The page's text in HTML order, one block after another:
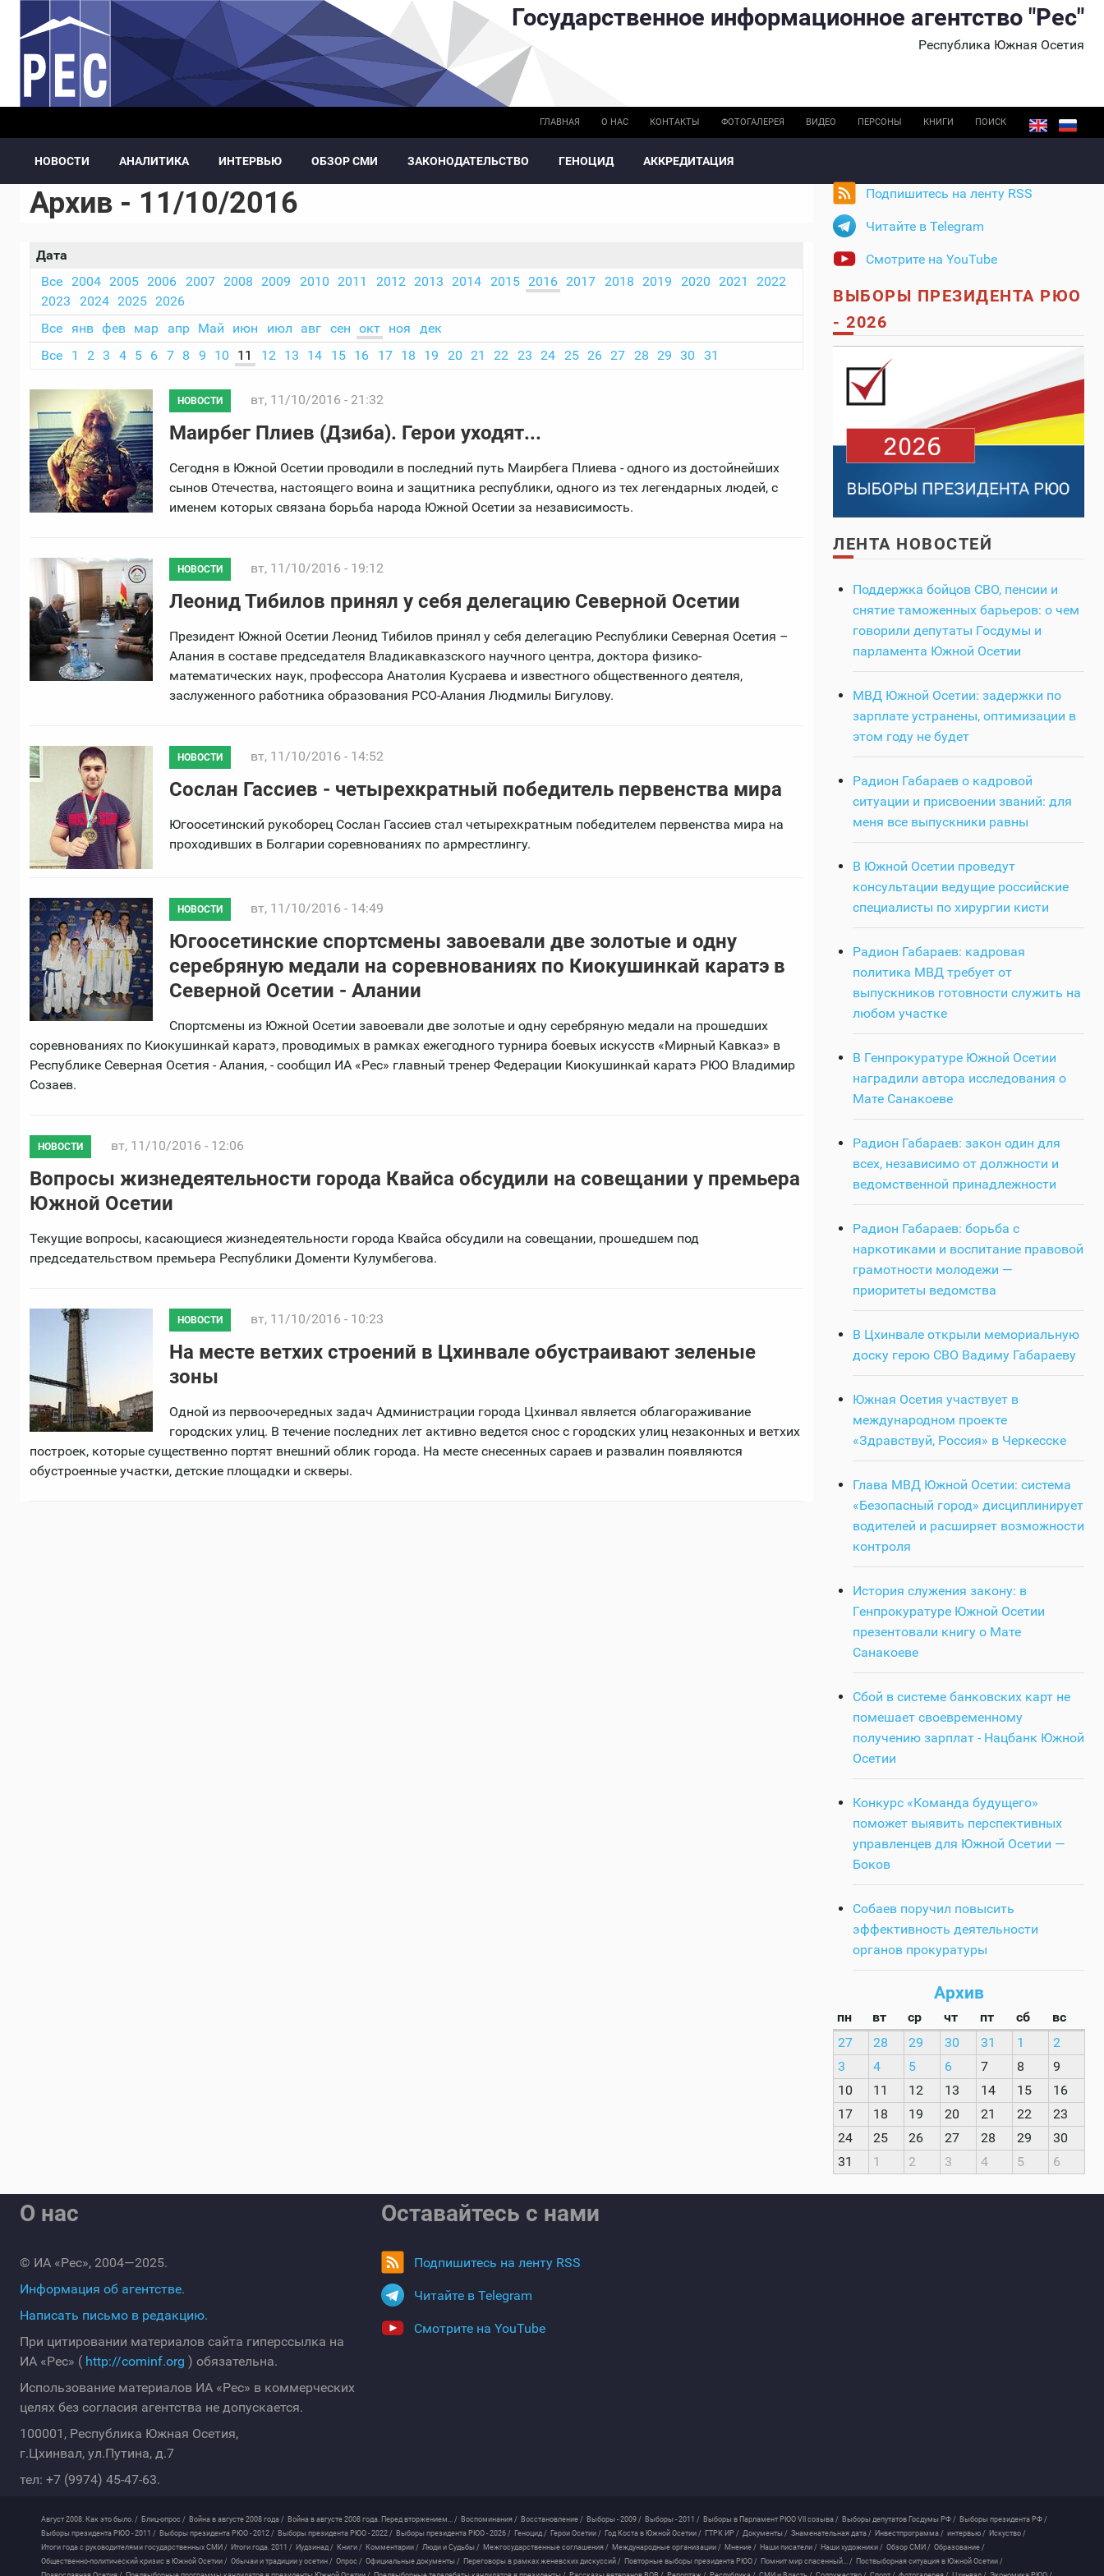
Перейти к основному содержанию Государственное информационное агентство "Рес"
Республика Южная Осетия
ГЛАВНАЯ О НАС КОНТАКТЫ ФОТОГАЛЕРЕЯ ВИДЕО ПЕРСОНЫ КНИГИ ПОИСК
НОВОСТИ АНАЛИТИКА ИНТЕРВЬЮ ОБЗОР СМИ ЗАКОНОДАТЕЛЬСТВО ГЕНОЦИД АККРЕДИТАЦИЯ
Архив - 11/10/2016
Дата
Все
2004 2005 2006 2007 2008 2009 2010 2011 2012 2013 2014 2015 2016 2017 2018 2019 2020 2021
2022
2023
2024 2025 2026
Все янв фев мар апр Май июн июл авг сен окт ноя
дек
Все
1 2 3 4 5 6 7 8 9 10 11 12 13 14 15 16 17 18 19 20 21 22 23 24 25 26 27 28 29 30 31
НОВОСТИ вт, 11/10/2016 - 21:32
Маирбег Плиев (Дзиба). Герои уходят...
Сегодня в Южной Осетии проводили в последний путь Маирбега Плиева - одного из достойнейших
сынов Отечества, настоящего воина и защитника республики, одного из тех легендарных людей, с
именем которых связана борьба народа Южной Осетии за независимость.
НОВОСТИ вт, 11/10/2016 - 19:12
Леонид Тибилов принял у себя делегацию Северной Осетии
Президент Южной Осетии Леонид Тибилов принял у себя делегацию Республики Северная Осетия –
Алания в составе председателя Владикавказского научного центра, доктора физико-
математических наук, профессора Анатолия Кусраева и известного общественного деятеля,
заслуженного работника образования РСО-Алания Людмилы Бигулову.
НОВОСТИ вт, 11/10/2016 - 14:52
Сослан Гассиев - четырехкратный победитель первенства мира
Югоосетинский рукоборец Сослан Гассиев стал четырехкратным победителем первенства мира на
проходивших в Болгарии соревнованиях по армрестлингу.
НОВОСТИ вт, 11/10/2016 - 14:49
Югоосетинские спортсмены завоевали две золотые и одну
серебряную медали на соревнованиях по Киокушинкай каратэ в
Северной Осетии - Алании
Спортсмены из Южной Осетии завоевали две золотые и одну серебряную медали на прошедших
соревнованиях по Киокушинкай каратэ, проводимых в рамках ежегодного турнира боевых искусств «Мирный Кавказ» в
Республике Северная Осетия - Алания, - сообщил ИА «Рес» главный тренер Федерации Киокушинкай каратэ РЮО Владимир
Созаев.
НОВОСТИ вт, 11/10/2016 - 12:06
Вопросы жизнедеятельности города Квайса обсудили на совещании у премьера
Южной Осетии
Текущие вопросы, касающиеся жизнедеятельности города Квайса обсудили на совещании, прошедшем под
председательством премьера Республики Доменти Кулумбегова.
НОВОСТИ вт, 11/10/2016 - 10:23
На месте ветхих строений в Цхинвале обустраивают зеленые
зоны
Одной из первоочередных задач Администрации города Цхинвал является облагораживание
городских улиц. В течение последних лет активно ведется снос с городских улиц незаконных и ветхих
построек, которые существенно портят внешний облик города. На месте снесенных сараев и развалин появляются
обустроенные участки, детские площадки и скверы.
Подпишитесь на ленту RSS
Читайте в Telegram
Смотрите на YouTube
ВЫБОРЫ ПРЕЗИДЕНТА РЮО
- 2026
ЛЕНТА НОВОСТЕЙ
Поддержка бойцов СВО, пенсии и
снятие таможенных барьеров: о чем
говорили депутаты Госдумы и
парламента Южной Осетии
МВД Южной Осетии: задержки по
зарплате устранены, оптимизации в
этом году не будет
Радион Габараев о кадровой
ситуации и присвоении званий: для
меня все выпускники равны
В Южной Осетии проведут
консультации ведущие российские
специалисты по хирургии кисти
Радион Габараев: кадровая
политика МВД требует от
выпускников готовности служить на
любом участке
В Генпрокуратуре Южной Осетии
наградили автора исследования о
Мате Санакоеве
Радион Габараев: закон один для
всех, независимо от должности и
ведомственной принадлежности
Радион Габараев: борьба с
наркотиками и воспитание правовой
грамотности молодежи —
приоритеты ведомства
В Цхинвале открыли мемориальную
доску герою СВО Вадиму Габараеву
Южная Осетия участвует в
международном проекте
«Здравствуй, Россия» в Черкесске
Глава МВД Южной Осетии: система
«Безопасный город» дисциплинирует
водителей и расширяет возможности
контроля
История служения закону: в
Генпрокуратуре Южной Осетии
презентовали книгу о Мате
Санакоеве
Сбой в системе банковских карт не
помешает своевременному
получению зарплат - Нацбанк Южной
Осетии
Конкурс «Команда будущего»
поможет выявить перспективных
управленцев для Южной Осетии —
Боков
Собаев поручил повысить
эффективность деятельности
органов прокуратуры
Архив
пн вт ср чт пт сб
вс
27
28 29 30 31 1
2
3
4 5 6 7 8
9
10
11 12 13 14 15
16
17
18 19 20 21 22
23
24
25 26 27 28 29
30
31
1 2 3 4 5 6
О нас
© ИА «Рес», 2004—2025.
Информация об агентстве.
Написать письмо в редакцию.
При цитировании материалов сайта гиперссылка на
ИА «Рес» ( http://cominf.org ) обязательна.
Использование материалов ИА «Рес» в коммерческих
целях без согласия агентства не допускается.
100001, Республика Южная Осетия,
г.Цхинвал, ул.Путина, д.7
тел: +7 (9974) 45-47-63.
Оставайтесь с нами
Подпишитесь на ленту RSS
Читайте в Telegram
Смотрите на YouTube
Август 2008. Как это было. / Блиц-опрос / Война в августе 2008 года / Война в августе 2008 года. Перед вторжением... / Воспоминания / Восстановление / Выборы - 2009 / Выборы - 2011 / Выборы в Парламент РЮО VII созыва / Выборы депутатов Госдумы РФ / Выборы президента РФ /
Выборы президента РЮО - 2011 / Выборы президента РЮО - 2012 / Выборы президента РЮО - 2022 / Выборы президента РЮО - 2026 / Геноцид / Герои Осетии / Год Коста в Южной Осетии / ГТРК ИР / Документы / Знаменательная дата / Инвестпрограмма / интервью / Искуство /
Итоги года с руководителями государственных СМИ / Итоги года. 2011 / Иудзинад / Книги / Комментарии / Люди и Судьбы / Межгосударственные соглашения / Международные организации / Мнение / Наши писатели / Наши художники / Обзор СМИ / Образование /
Общественно-политический кризис в Южной Осетии / Обычаи и традиции у осетин / Опрос / Официальные документы / Переговоры в рамках женевских дискуссий / Повторные выборы президента РЮО / Помнит мир спасенный... / Поствыборная ситуация в Южной Осетии /